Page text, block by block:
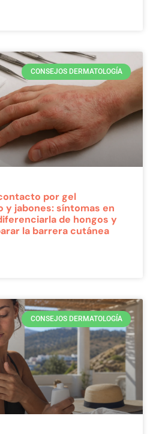
CONSEJOS DERMATOLOGÍA
por gel
y jabones: síntomas en
de hongos y
la barrera cutánea
CONSEJOS DERMATOLOGÍA